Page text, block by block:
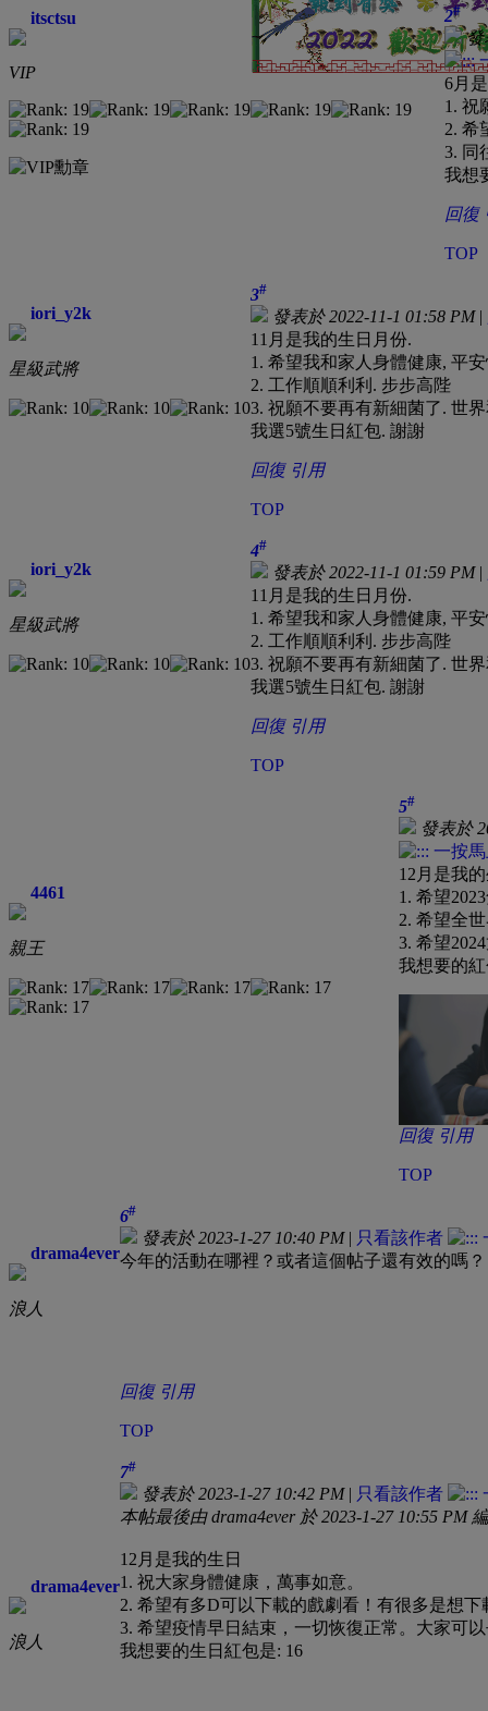
itsctsu
VIP
2#
發
6月
1. 祝
2. 希
3. 同
我想
回復
TOP
iori_y2k
星級武將
3#
發表於 2022-11-1 01:58 PM|
11月是我的生日月份.
1. 希望我和家人身體健康, 平
2. 工作順順利利. 步步高陛
3. 祝願不要再有新細菌了. 世
我選5號生日紅包. 謝謝
回復 引用
TOP
iori_y2k
星級武將
4#
發表於 2022-11-1 01:59 PM|
11月是我的生日月份.
1. 希望我和家人身體健康, 平
2. 工作順順利利. 步步高陛
3. 祝願不要再有新細菌了. 世
我選5號生日紅包. 謝謝
回復 引用
TOP
4461
親王
5#
發表於
12月是我
1. 希望
2. 希望全
3. 希望
我想要的
回復 引用
TOP
drama4ever
浪人
6#
發表於 2023-1-27 10:40 PM| 只看該作者
今年的活動在哪裡？或者這個帖子還有效的嗎？
回復 引用
TOP
drama4ever
浪人
7#
發表於 2023-1-27 10:42 PM| 只看該作者
本帖最後由 drama4ever 於 2023-1-27 10:55 PM
12月是我的生日
1. 祝大家身體健康，萬事如意。
2. 希望有多D可以下載的戲劇看！有很多是想下
3. 希望疫情早日結束，一切恢復正常。大家可
我想要的生日紅包是: 16